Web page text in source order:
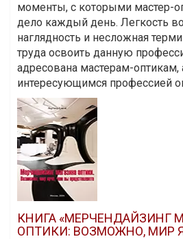
моменты, с которыми мастер-
дело каждый день. Легкость
наглядность и несложная
труда освоить данную
адресована мастерам-
интересующимся профессией
КНИГА «МЕРЧЕНДАЙЗИНГ
ОПТИКИ: ВОЗМОЖНО, МИР